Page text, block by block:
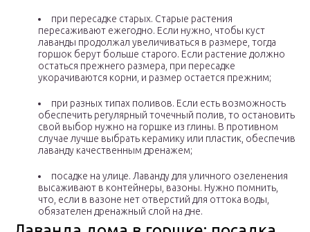
при пересадке старых. Старые растения
пересаживают ежегодно. Если нужно, чтобы куст
лаванды продолжал увеличиваться в размере, тогда
горшок берут больше старого. Если растение должно
остаться прежнего размера, при пересадке
укорачиваются корни, и размер остается прежним;
при разных типах поливов. Если есть возможность
обеспечить регулярный точечный полив, то остановить
свой выбор нужно на горшке из глины. В противном
случае лучше выбрать керамику или пластик, обеспечив
лаванду качественным дренажем;
посадке на улице. Лаванду для уличного озеленения
высаживают в контейнеры, вазоны. Нужно помнить,
что, если в вазоне нет отверстий для оттока воды,
обязателен дренажный слой на дне.